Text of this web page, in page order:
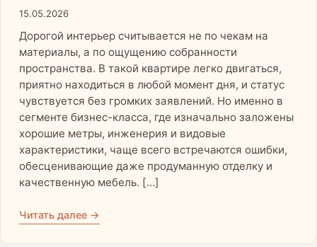
15.05.2026
Дорогой интерьер считывается не по чекам на
материалы, а по ощущению собранности
пространства. В такой квартире легко двигаться,
приятно находиться в любой момент дня, и статус
чувствуется без громких заявлений. Но именно в
сегменте бизнес-класса, где изначально заложены
хорошие метры, инженерия и видовые
характеристики, чаще всего встречаются ошибки,
обесценивающие даже продуманную отделку и
качественную мебель. […]
Читать далее →